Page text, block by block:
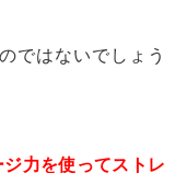
ではないでしょう
ジ力を使ってストレ